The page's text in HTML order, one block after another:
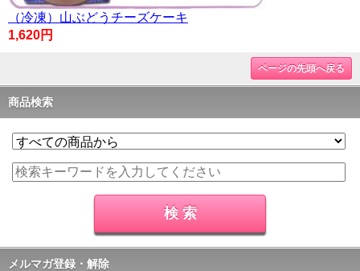
（冷凍）山ぶどうチーズケーキ
1,620円
ページの先頭へ戻る
商品検索
メルマガ登録・解除